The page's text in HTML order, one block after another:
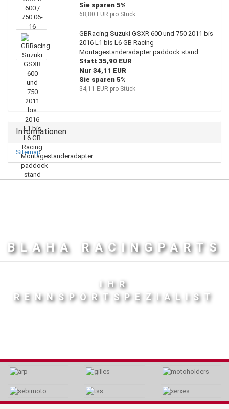
Sie sparen 5%
68,80 EUR pro Stück
GBRacing Suzuki GSXR 600 und 750 2011 bis
2016 L1 bis L6 GB Racing
Montageständeradapter paddock stand
Statt 35,90 EUR
Nur 34,11 EUR
Sie sparen 5%
34,11 EUR pro Stück
Informationen
Sitemap
BLAHA RACINGPARTS
IHR
RENNSPORTSPEZIALIST